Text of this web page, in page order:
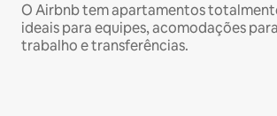
O Airbnb tem apartamentos
ideais para equipes, acomodações
trabalho e transferências.